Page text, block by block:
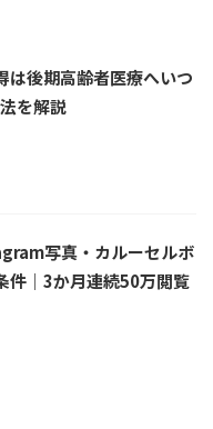
は後期高齢者医療へいつ
を解説
写真・カルーセルボ
件｜3か月連続50万閲覧